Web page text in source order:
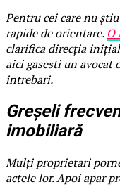
Pentru cei care nu
rapide de orientare. O
clarifica direcția
aici gasesti un
intrebari.
Greșeli
imobiliară
Mulți proprietari
actele lor. Apoi apar